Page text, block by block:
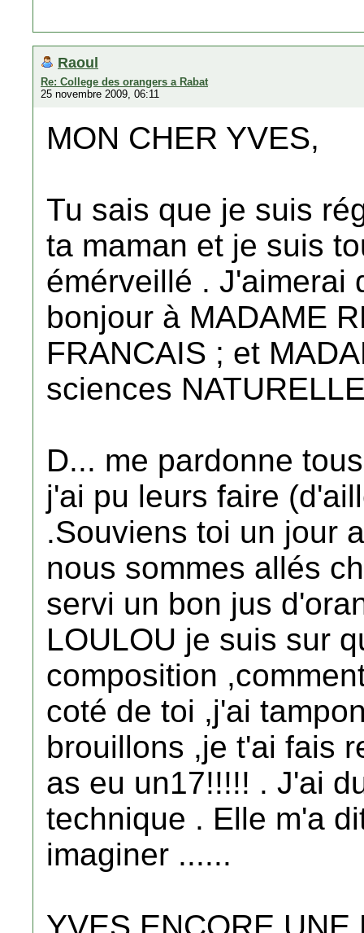
Raoul
Re: College des orangers a Rabat
25 novembre 2009, 06:11
MON CHER YVES,
Tu sais que je suis
ta maman et je suis
émérveillé . J'aimerai
bonjour à MADAME
FRANCAIS ; et
sciences
D... me pardonne
j'ai pu leurs faire
.Souviens toi un jour
nous sommes allés
servi un bon jus
LOULOU je suis sur
composition
coté de toi ,j'ai
brouillons ,je t'ai fais
as eu un17!!!!! . J'ai
technique . Elle m'a
imaginer ......